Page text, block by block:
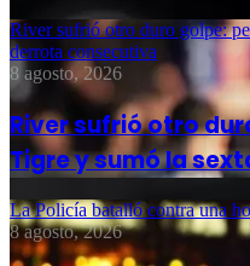
River sufrió otro duro golpe:
derrota consecutiva
8 agosto, 2026
River sufrió otro
Tigre y sumó la
La Policía batalló contra una
8 agosto, 2026